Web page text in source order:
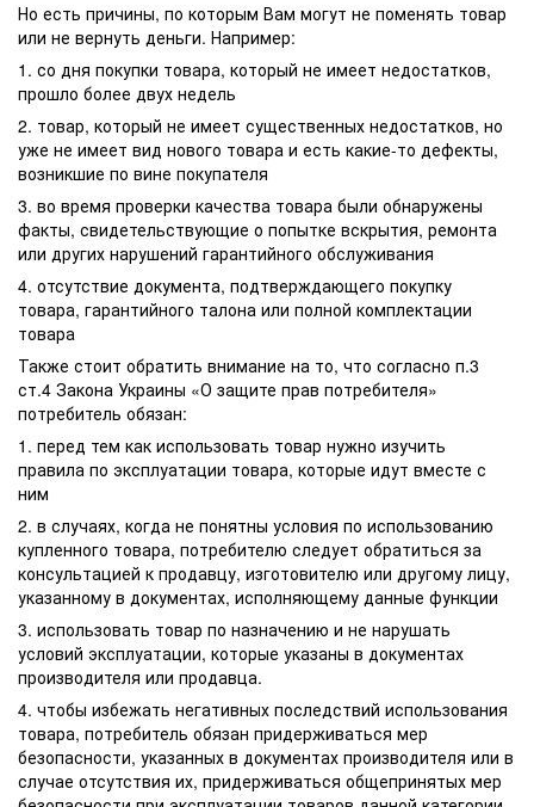
Но есть причины, по которым Вам могут не поменять товар
или не вернуть деньги. Например:
1. со дня покупки товара, который не имеет недостатков,
прошло более двух недель
2. товар, который не имеет существенных недостатков, но
уже не имеет вид нового товара и есть какие-то дефекты,
возникшие по вине покупателя
3. во время проверки качества товара были обнаружены
факты, свидетельствующие о попытке вскрытия, ремонта
или других нарушений гарантийного обслуживания
4. отсутствие документа, подтверждающего покупку
товара, гарантийного талона или полной комплектации
товара
Также стоит обратить внимание на то, что согласно п.3
ст.4 Закона Украины «О защите прав потребителя»
потребитель обязан:
1. перед тем как использовать товар нужно изучить
правила по эксплуатации товара, которые идут вместе с
ним
2. в случаях, когда не понятны условия по использованию
купленного товара, потребителю следует обратиться за
консультацией к продавцу, изготовителю или другому лицу,
указанному в документах, исполняющему данные функции
3. использовать товар по назначению и не нарушать
условий эксплуатации, которые указаны в документах
производителя или продавца.
4. чтобы избежать негативных последствий использования
товара, потребитель обязан придерживаться мер
безопасности, указанных в документах производителя или в
случае отсутствия их, придерживаться общепринятых мер